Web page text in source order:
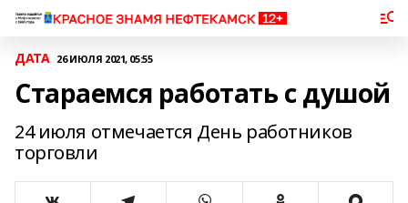
ДАТА 26 ИЮЛЯ 2021, 05:55
Стараемся работать с душой
24 июля отмечается День работников
торговли